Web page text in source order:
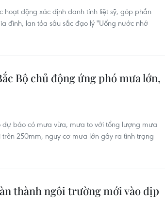
động xác định danh tính liệt sỹ, góp phần
đình, lan tỏa sâu sắc đạo lý "Uống nước nhớ
Bộ chủ động ứng phó mưa lớn,
báo có mưa vừa, mưa to với tổng lượng mưa
trên 250mm, nguy cơ mưa lớn gây ra tình trạng
thành ngôi trường mới vào dịp